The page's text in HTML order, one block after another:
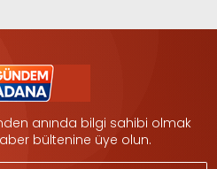
anında bilgi sahibi olmak
bültenine üye olun.